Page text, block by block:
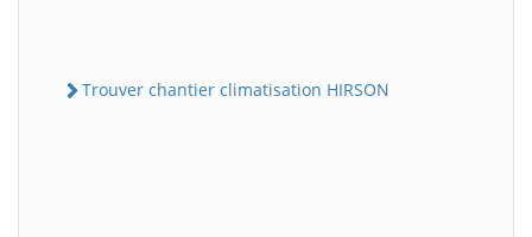
Trouver chantier climatisation HIRSON